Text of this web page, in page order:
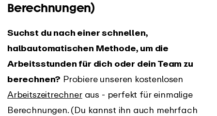
Berechnungen)
Suchst du nach einer schnellen,
halbautomatischen Methode, um die
Arbeitsstunden für dich oder dein Team zu
berechnen? Probiere unseren kostenlosen
Arbeitszeitrechneraus - perfekt für einmalige
Berechnungen. (Du kannst ihn auch mehrfach